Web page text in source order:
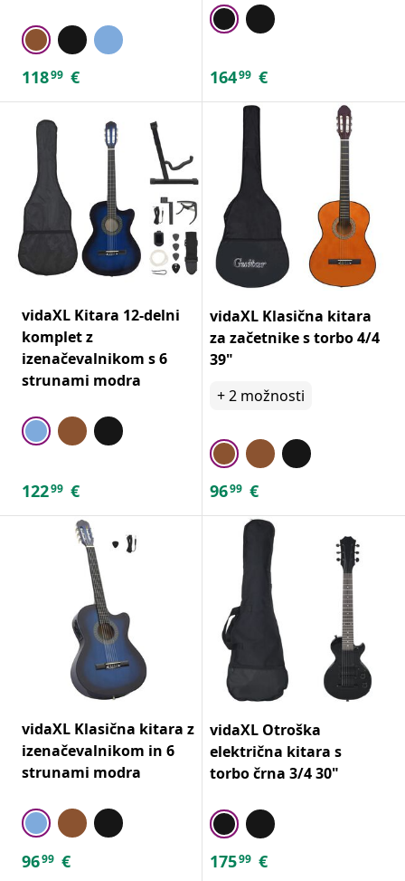
11899 € 16499 €
vidaXL Kitara 12-delni
komplet z
izenačevalnikom s 6
strunami modra
12299 €
vidaXL Klasična kitara
za začetnike s torbo 4/4
39"
+2 možnosti
9699 €
vidaXL Klasična kitara z
izenačevalnikom in 6
strunami modra
9699 €
vidaXL Otroška
električna kitara s
torbo črna 3/4 30"
17599 €